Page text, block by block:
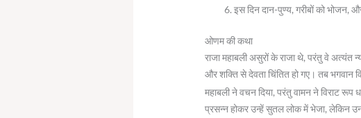
इस दिन दान-पुण्य, गरीबों को भोजन,
ओणम की कथा
राजा महाबली असुरों के राजा थे, परंतु वे
और शक्ति से देवता चिंतित हो गए। तब भगवान
महाबली ने वचन दिया, परंतु वामन ने विराट
प्रसन्न होकर उन्हें सुतल लोक में भेजा, लेकिन